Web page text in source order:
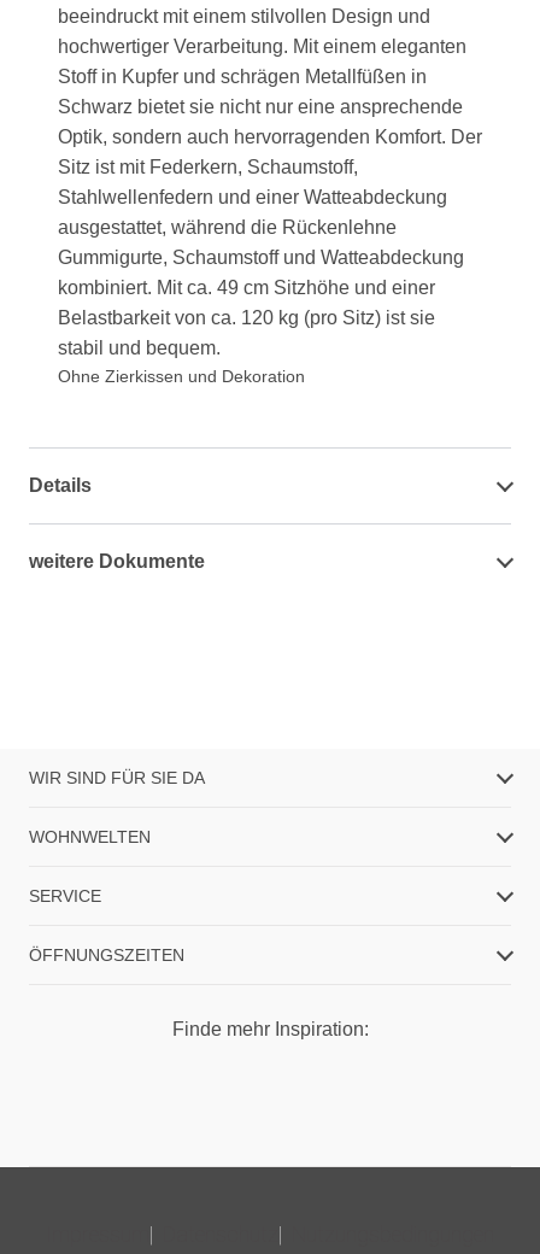
beeindruckt mit einem stilvollen Design und
hochwertiger Verarbeitung. Mit einem eleganten
Stoff in Kupfer und schrägen Metallfüßen in
Schwarz bietet sie nicht nur eine ansprechende
Optik, sondern auch hervorragenden Komfort. Der
Sitz ist mit Federkern, Schaumstoff,
Stahlwellenfedern und einer Watteabdeckung
ausgestattet, während die Rückenlehne
Gummigurte, Schaumstoff und Watteabdeckung
kombiniert. Mit ca. 49 cm Sitzhöhe und einer
Belastbarkeit von ca. 120 kg (pro Sitz) ist sie
stabil und bequem.
Ohne Zierkissen und Dekoration
Details
weitere Dokumente
WIR SIND FÜR SIE DA
WOHNWELTEN
SERVICE
ÖFFNUNGSZEITEN
Finde mehr Inspiration: